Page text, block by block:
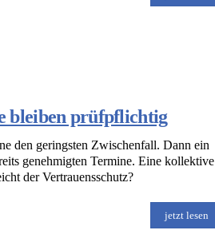
bleiben prüfpflichtig
den geringsten Zwischenfall. Dann ein
genehmigten Termine. Eine kollektive
der Vertrauensschutz?
jetzt lesen